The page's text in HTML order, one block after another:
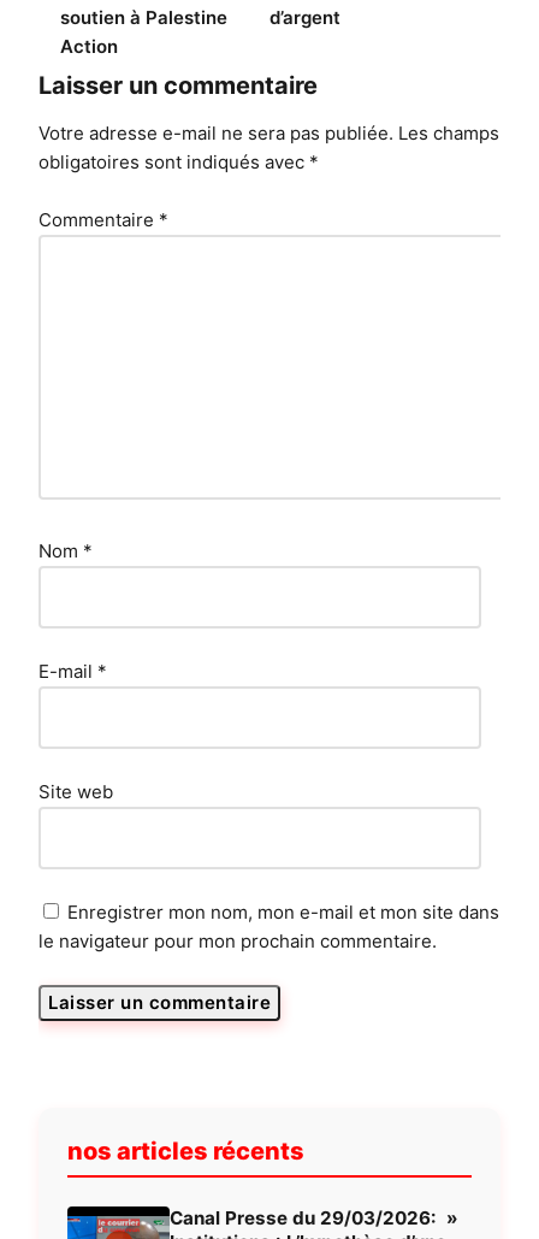
soutien à Palestine
Action
d’argent
Laisser un commentaire
Votre adresse e-mail ne sera pas publiée. Les champs
obligatoires sont indiqués avec *
Commentaire *
Nom *
E-mail *
Site web
Enregistrer mon nom, mon e-mail et mon site dans
le navigateur pour mon prochain commentaire.
nos articles récents
Canal Presse du 29/03/2026: »